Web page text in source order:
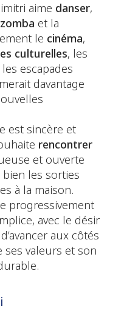
aime danser,
et la
le cinéma,
culturelles, les
escapades
davantage
est sincère et
rencontrer
et ouverte
bien les sorties
à la maison.
progressivement
avec le désir
aux côtés
ses valeurs et son